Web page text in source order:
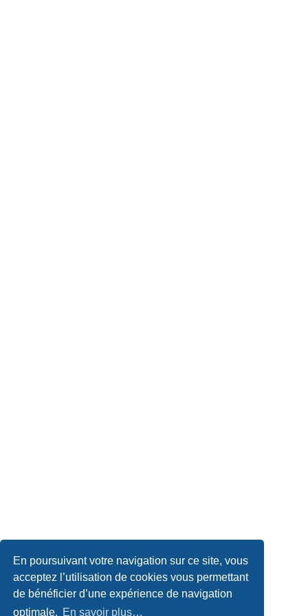
En poursuivant votre navigation sur ce site, vous
acceptez l’utilisation de cookies vous permettant
de bénéficier d’une expérience de navigation
optimale. En savoir plus…